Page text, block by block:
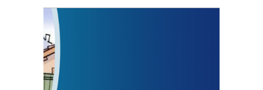
Statut de l’élu local
3 avril 2024
Mise à jour avril 2024
FEUILLETER